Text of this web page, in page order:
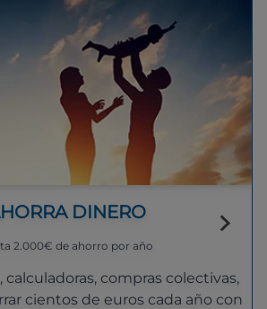
DINERO
2.000€ de ahorro por año
calculadoras, compras colectivas,
cientos de euros cada año con